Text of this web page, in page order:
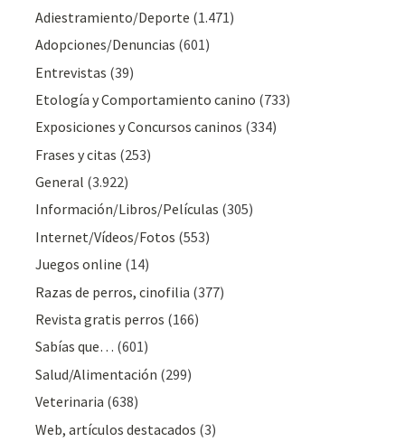
Adiestramiento/Deporte (1.471)
Adopciones/Denuncias (601)
Entrevistas (39)
Etología y Comportamiento canino (733)
Exposiciones y Concursos caninos (334)
Frases y citas (253)
General (3.922)
Información/Libros/Películas (305)
Internet/Vídeos/Fotos (553)
Juegos online (14)
Razas de perros, cinofilia (377)
Revista gratis perros (166)
Sabías que… (601)
Salud/Alimentación (299)
Veterinaria (638)
Web, artículos destacados (3)